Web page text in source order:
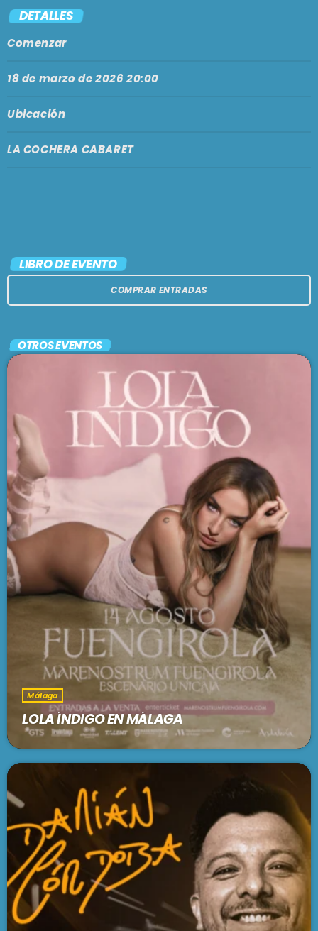
BARCELONA
MALLORCA
PODCASTS
TIENDA
EN VIVO AHORA!
MIX TAPE
3:00 am - 5:00 am
SE VIENE . . .
MADRE TIERRA
EL CAFETÍN DEL TANGO
6:00 am - 7:00 am
FOLKLORÍSIMO
7:00 am - 8:00 am
DETALLES
Comenzar
18 de marzo de 2026 20:00
Ubicación
LA COCHERA CABARET
LIBRO DE EVENTO
COMPRAR ENTRADAS
OTROS EVENTOS
Málaga
LOLA ÍNDIGO EN MÁLAGA